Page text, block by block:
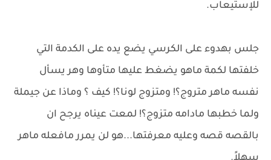
للإستيعاب.
جلس بهدوء على الكرسي يضع يده على الكدمة التي
خلفتها لكمة ماهو يضغط عليها متأوها وهر يسأل
نفسه ماهر متروج؟! ومتزوج لونا؟! كيف ؟ وماذا عن جيملة
ولما خطبها مادامه متزوج؟! لمعت عيناه يرجح ان
بالقصه قصه وعليه معرفتها...هو لن يمرر مافعله ماهر